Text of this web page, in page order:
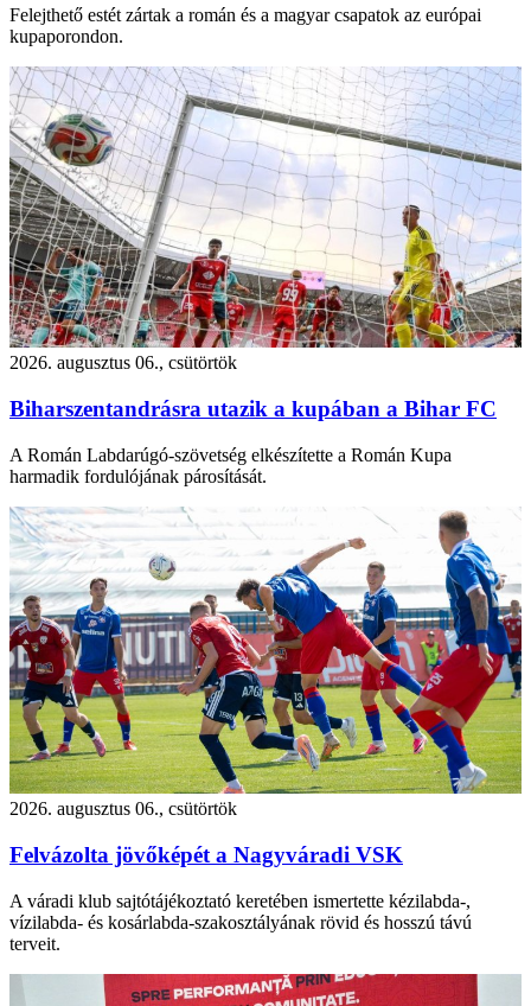
Felejthető estét zártak a román és a magyar csapatok az európai
kupaporondon.
2026. augusztus 06., csütörtök
Biharszentandrásra utazik a kupában a Bihar FC
A Román Labdarúgó-szövetség elkészítette a Román Kupa
harmadik fordulójának párosítását.
2026. augusztus 06., csütörtök
Felvázolta jövőképét a Nagyváradi VSK
A váradi klub sajtótájékoztató keretében ismertette kézilabda-,
vízilabda- és kosárlabda-szakosztályának rövid és hosszú távú
terveit.